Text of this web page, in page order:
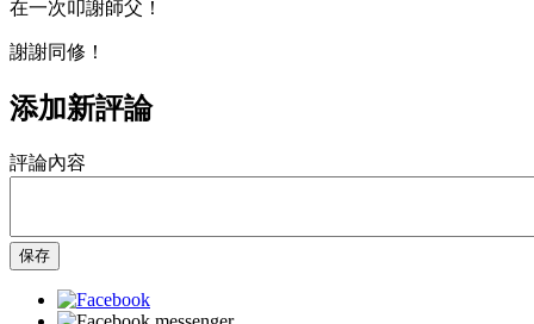
在一次叩謝師父！
謝謝同修！
添加新評論
評論內容
保存